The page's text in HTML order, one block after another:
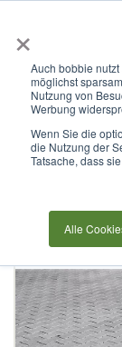
×
Auch bobbie
möglichst
Nutzung von
Werbung
Wenn Sie die
die Nutzung der
Tatsache, dass
Alle
Bildergalerie
springen